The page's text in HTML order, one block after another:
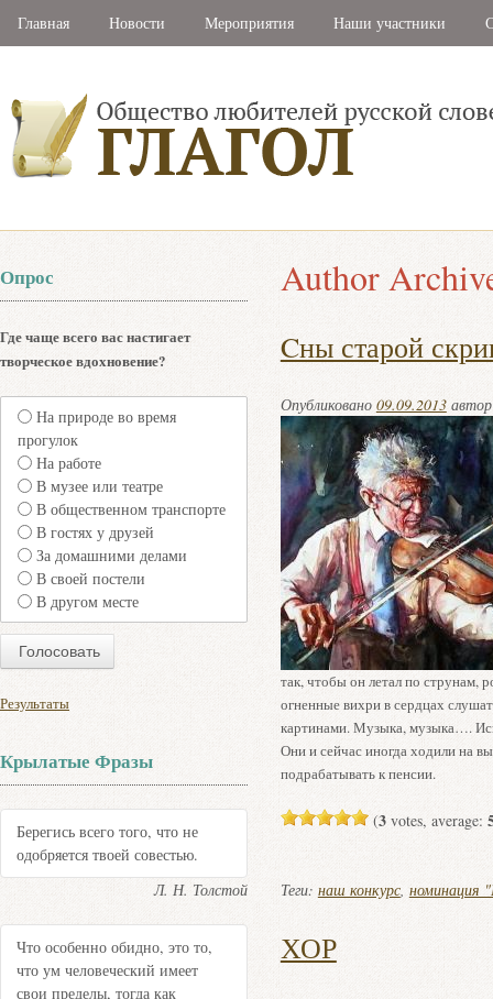
Главная Новости Мероприятия Наши участники
Author
Cны старой
Опубликовано 09.09.2013
так, чтобы он летал по струнам,
огненные вихри в сердцах
картинами. Музыка, музыка….
Они и сейчас иногда ходили на
подрабатывать к пенсии.
(3votes, average:
Теги: наш конкурс, номинация
ХОР
Опрос
Где чаще всего вас настигает
творческое вдохновение?
На природе во время
прогулок
На работе
В музее или театре
В общественном транспорте
В гостях у друзей
За домашними делами
В своей постели
В другом месте
Результаты
Крылатые Фразы
Берегись всего того, что не
одобряется твоей совестью.
Л. Н. Толстой
Что особенно обидно, это то,
что ум человеческий имеет
свои пределы, тогда как